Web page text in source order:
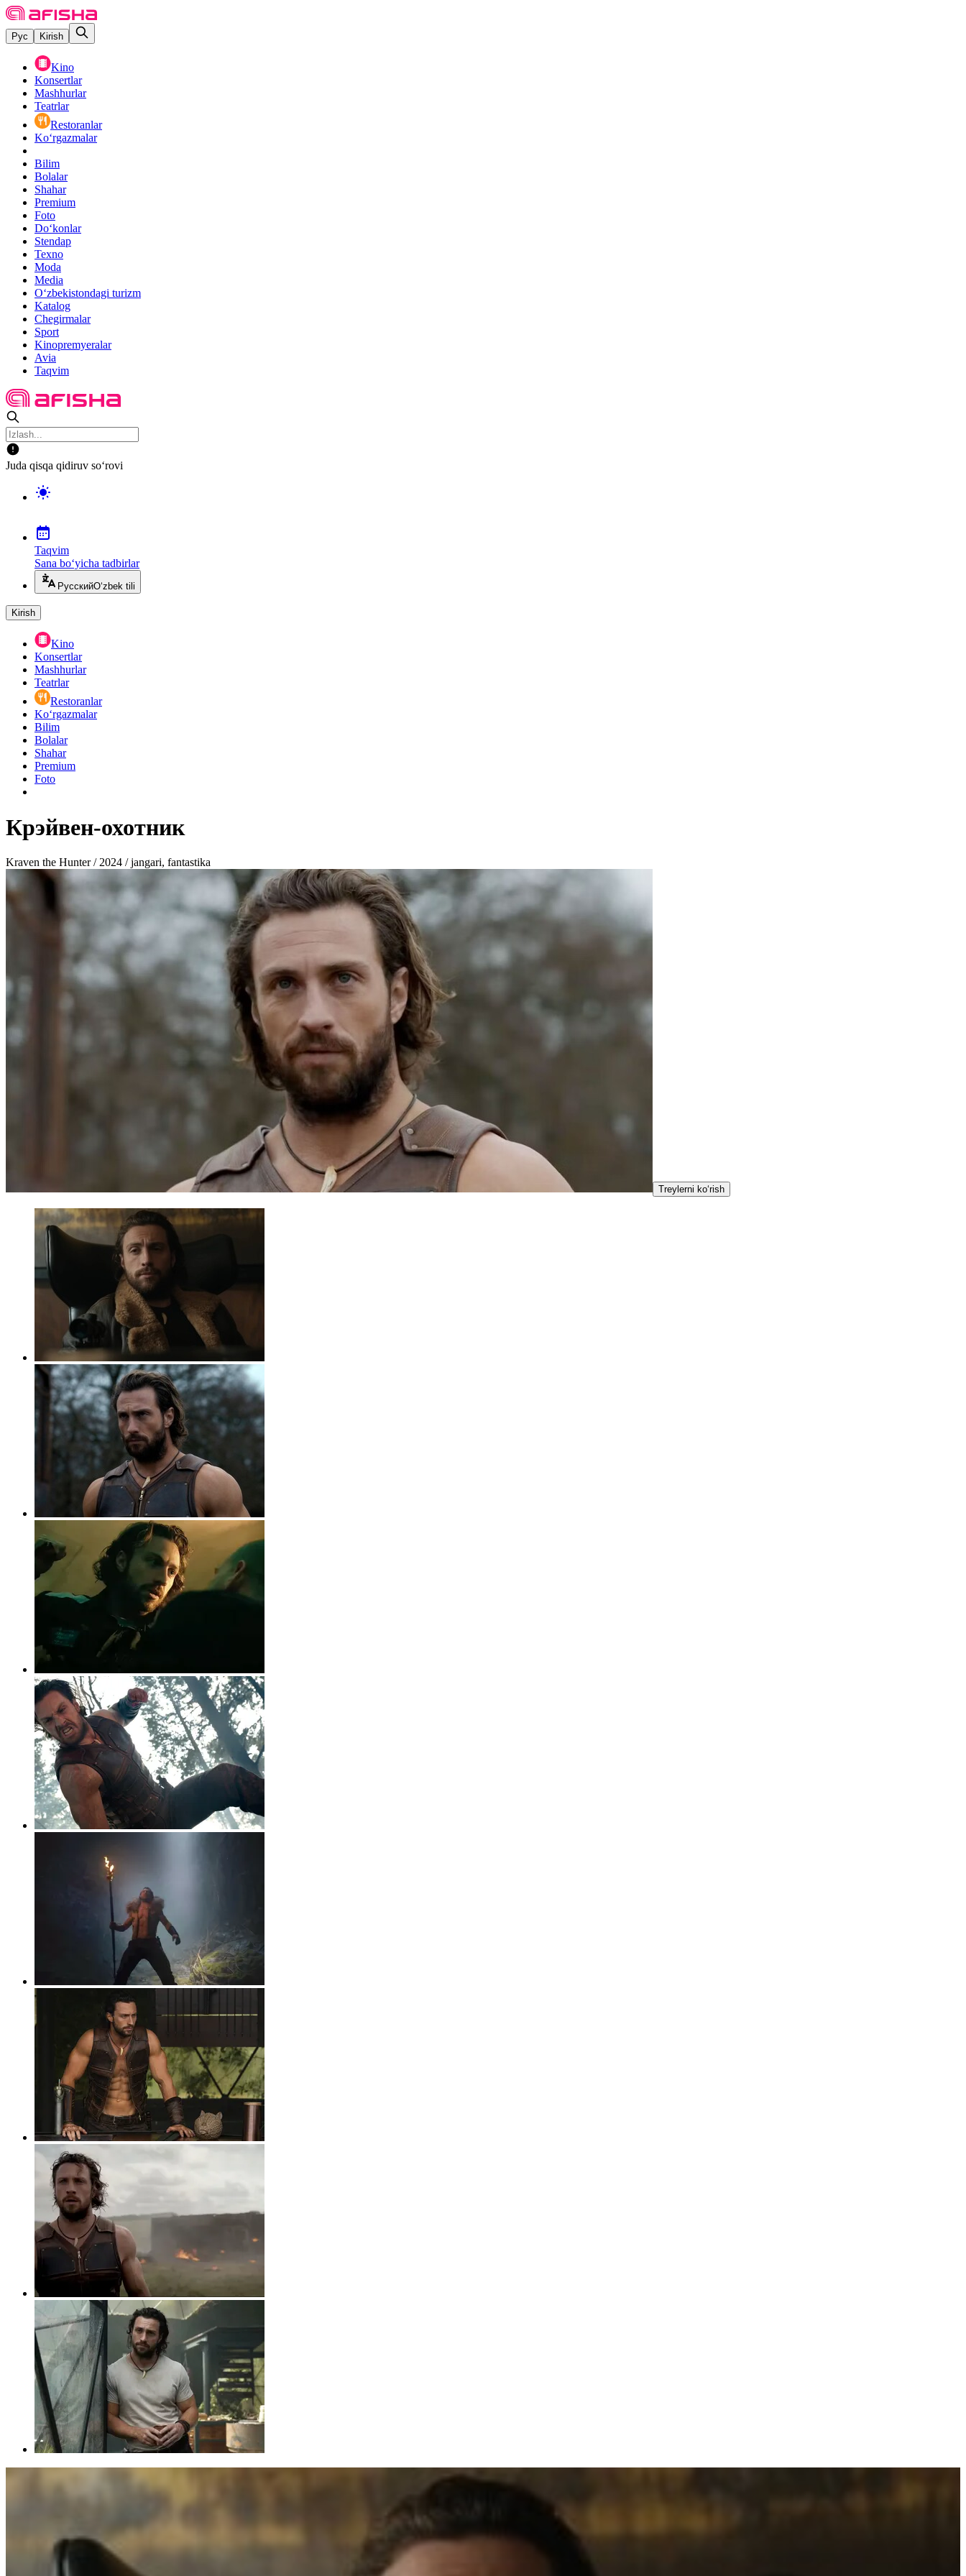
Рус Kirish
Kino
Konsertlar
Mashhurlar
Teatrlar
Restoranlar
Ko‘rgazmalar
Bilim
Bolalar
Shahar
Premium
Foto
Do‘konlar
Stendap
Texno
Moda
Media
O‘zbekistondagi turizm
Katalog
Chegirmalar
Sport
Kinopremyeralar
Avia
Taqvim
Juda qisqa qidiruv so‘rovi
Taqvim
Sana bo‘yicha tadbirlar
РусскийO‘zbek tili
Kirish
Kino
Konsertlar
Mashhurlar
Teatrlar
Restoranlar
Ko‘rgazmalar
Bilim
Bolalar
Shahar
Premium
Foto
Крэйвен-охотник
Kraven the Hunter / 2024 / jangari, fantastika
Treylerni ko‘rish